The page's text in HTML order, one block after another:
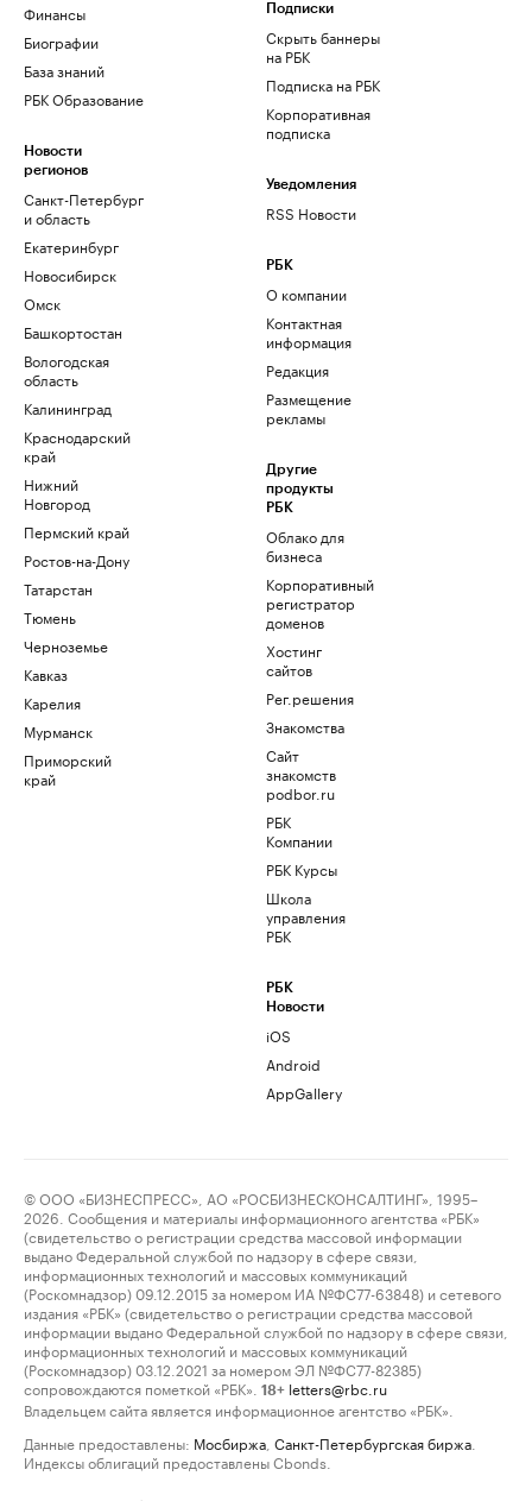
Финансы
Биографии
База знаний
РБК Образование
Новости
регионов
Санкт-Петербург
и область
Екатеринбург
Новосибирск
Омск
Башкортостан
Вологодская
область
Калининград
Краснодарский
край
Нижний
Новгород
Пермский край
Ростов-на-Дону
Татарстан
Тюмень
Черноземье
Кавказ
Карелия
Мурманск
Приморский
край
Подписки
Скрыть баннеры
на РБК
Подписка на РБК
Корпоративная
подписка
Уведомления
RSS Новости
РБК
О компании
Контактная
информация
Редакция
Размещение
рекламы
Другие
продукты
РБК
Облако для
бизнеса
Корпоративный
регистратор
доменов
Хостинг
сайтов
Рег.решения
Знакомства
Сайт
знакомств
podbor.ru
РБК
Компании
РБК Курсы
Школа
управления
РБК
РБК
Новости
iOS
Android
AppGallery
© ООО «БИЗНЕСПРЕСС», АО «РОСБИЗНЕСКОНСАЛТИНГ», 1995–
2026. Сообщения и материалы информационного агентства «РБК»
(свидетельство о регистрации средства массовой информации
выдано Федеральной службой по надзору в сфере связи,
информационных технологий и массовых коммуникаций
(Роскомнадзор) 09.12.2015 за номером ИА №ФС77-63848) и сетевого
издания «РБК» (свидетельство о регистрации средства массовой
информации выдано Федеральной службой по надзору в сфере связи,
информационных технологий и массовых коммуникаций
(Роскомнадзор) 03.12.2021 за номером ЭЛ №ФС77-82385)
сопровождаются пометкой «РБК».
18+ letters@rbc.ru
Владельцем сайта является информационное агентство «РБК».
Данные предоставлены: Мосбиржа Санкт-Петербургская биржа
Индексы облигаций предоставлены Cbonds.